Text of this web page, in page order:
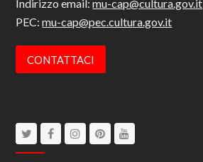
Indirizzo email:mu-cap@cultura.gov.it
PEC:mu-cap@pec.cultura.gov.it
CONTATTACI
TwitterFacebookInstagram
Pinterest